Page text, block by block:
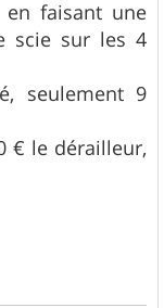
faisant une
scie sur les 4
seulement 9
€ le dérailleur,